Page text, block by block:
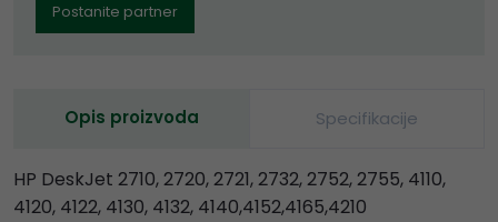
Postanite partner
Opis proizvoda Specifikacije
HP DeskJet 2710, 2720, 2721, 2732, 2752, 2755, 4110,
4120, 4122, 4130, 4132, 4140,4152,4165,4210